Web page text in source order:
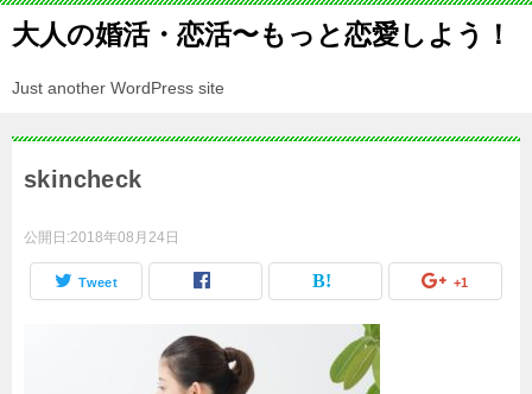
大人の婚活・恋活〜もっと恋愛しよう！
Just another WordPress site
skincheck
公開日:2018年08月24日
Tweet +1